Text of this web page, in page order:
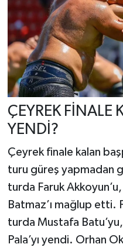
ÇEYREK FİNALE
YENDİ?
Çeyrek finale kalan
turu güreş yapmadan
turda Faruk
Batmaz’ı mağlup etti.
turda Mustafa
Pala’yı yendi. Orhan